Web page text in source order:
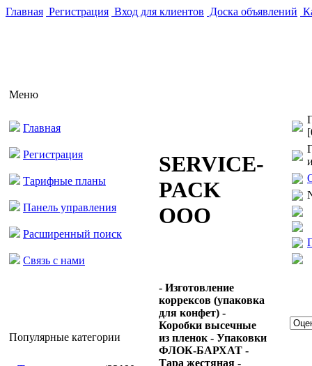
Главная Регистрация Вход для клиентов Доска объявлений
Меню
Главная
Регистрация
Тарифные планы
Панель управления
Расширенный поиск
Связь с нами
Популярные категории
SERVICE-
PACK
ООО
- Изготовление
коррексов (упаковка
для конфет) -
Коробки высечные
из пленок - Упаковки
ФЛОК-БАРХАТ -
Тара жестяная -